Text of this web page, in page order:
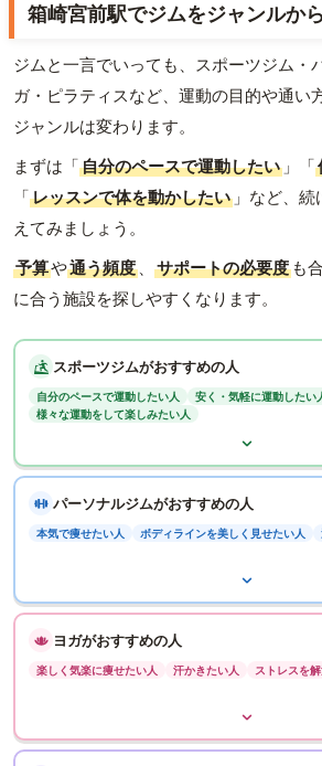
箱崎宮前駅でジムをジャンルか
ジムと一言でいっても、スポーツジム・
ガ・ピラティスなど、運動の目的や通い
ジャンルは変わります。
まずは「自分のペースで運動したい 」「
「レッスンで体を動かしたい 」など、
えてみましょう。
予算や通う頻度 、 サポートの必要度 も
に合う施設を探しやすくなります。
スポーツジムがおすすめの人
自分のペースで運動したい人
安く・気軽に運動したい
様々な運動をして楽しみたい人
パーソナルジムがおすすめの人
本気で痩せたい人 ボディラインを美しく見せたい人
ヨガがおすすめの人
楽しく気楽に痩せたい人 汗かきたい人 ストレスを